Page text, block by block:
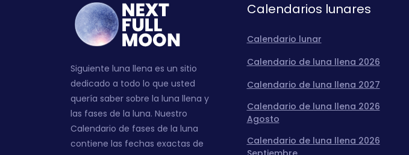
Siguiente luna llena es un sitio
dedicado a todo lo que usted
quería saber sobre la luna llena y
las fases de la luna. Nuestro
Calendario de fases de la luna
contiene las fechas exactas de
Calendarios lunares
Calendario lunar
Calendario de luna llena 2026
Calendario de luna llena 2027
Calendario de luna llena 2026
Agosto
Calendario de luna llena 2026